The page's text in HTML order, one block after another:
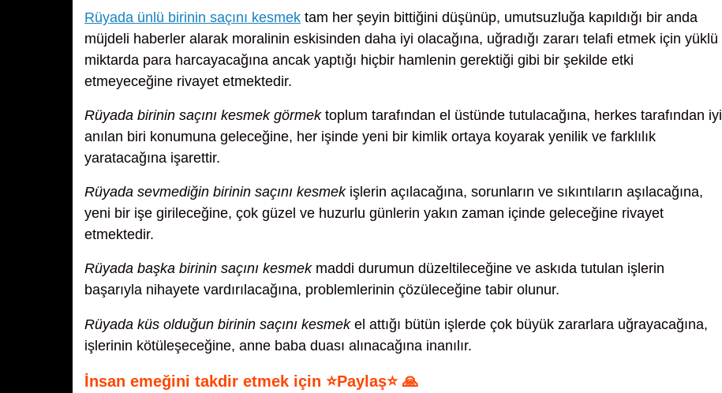
Rüyada ünlü birinin saçını kesmek tam her şeyin bittiğini düşünüp, umutsuzluğa kapıldığı bir anda
müjdeli haberler alarak moralinin eskisinden daha iyi olacağına, uğradığı zararı telafi etmek için yüklü
miktarda para harcayacağına ancak yaptığı hiçbir hamlenin gerektiği gibi bir şekilde etki
etmeyeceğine rivayet etmektedir.
Rüyada birinin saçını kesmek görmektoplum tarafından el üstünde tutulacağına, herkes tarafından iyi
anılan biri konumuna geleceğine, her işinde yeni bir kimlik ortaya koyarak yenilik ve farklılık
yaratacağına işarettir.
Rüyada sevmediğin birinin saçını kesmekişlerin açılacağına, sorunların ve sıkıntıların aşılacağına,
yeni bir işe girileceğine, çok güzel ve huzurlu günlerin yakın zaman içinde geleceğine rivayet
etmektedir.
Rüyada başka birinin saçını kesmekmaddi durumun düzeltileceğine ve askıda tutulan işlerin
başarıyla nihayete vardırılacağına, problemlerinin çözüleceğine tabir olunur.
Rüyada küs olduğun birinin saçını kesmekel attığı bütün işlerde çok büyük zararlara uğrayacağına,
işlerinin kötüleşeceğine, anne baba duası alınacağına inanılır.
İnsan emeğini takdir etmek için ⭐Paylaş⭐ 🙏